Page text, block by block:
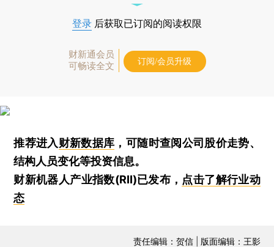
登录 后获取已订阅的阅读权限
财新通会员
可畅读全文
订阅/会员升级
推荐进入财新数据库 ，可随时查阅公司股价走势、
结构人员变化等投资信息。
财新机器人产业指数(RII)已发布， 点击了解行业动
态
责任编辑：贺信 | 版面编辑：王影